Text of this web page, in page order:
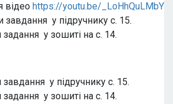
відео https://youtu.be/_LoHhQuLMbY
завдання у підручнику с. 15.
задання у зошиті на с. 14.
завдання у підручнику с. 15.
задання у зошиті на с. 14.